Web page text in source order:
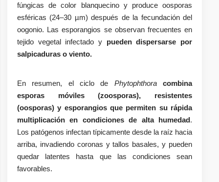
fúngicas de color blanquecino y produce oosporas
esféricas (24–30 µm) después de la fecundación del
oogonio. Las esporangios se observan frecuentes en
tejido vegetal infectado y pueden dispersarse por
salpicaduras o viento.
En resumen, el ciclo de Phytophthora
combina
esporas móviles (zoosporas), resistentes
(oosporas) y esporangios que permiten su rápida
multiplicación en condiciones de alta humedad.
Los patógenos infectan típicamente desde la raíz hacia
arriba, invadiendo coronas y tallos basales, y pueden
quedar latentes hasta que las condiciones sean
favorables.